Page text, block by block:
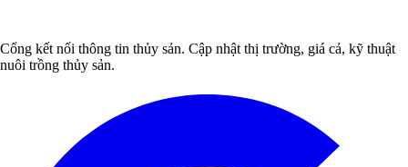
Cổng kết nối thông tin thủy sản. Cập nhật thị trường, giá cả, kỹ thuật
nuôi trồng thủy sản.